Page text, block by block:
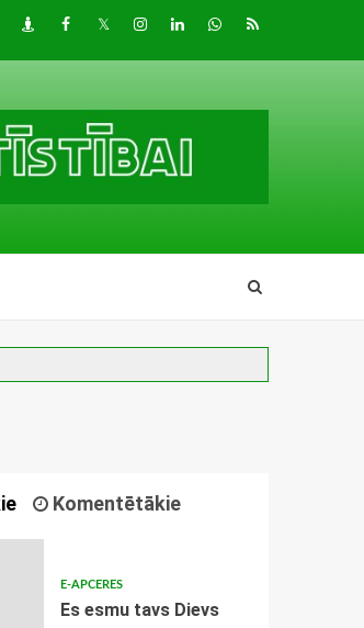
DraugiemFacebook
TwitterInstagram
LinkedInwhatsapp
RSS
Komentētākie
E-APCERES
Es esmu tavs Dievs